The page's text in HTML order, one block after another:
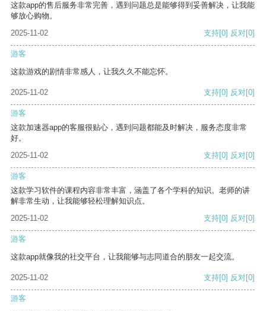
这款app的售后服务非常完善，遇到问题总是能够得到妥善解决，让我能
够放心购物。
2025-11-02
支持[0] 反对[0]
游客
这款游戏的剧情非常感人，让我久久不能忘怀。
2025-11-02 支持[0] 反对[0]
游客
这款加速器app的客服很贴心，遇到问题都能及时解决，服务态度非常
好。
2025-11-02
支持[0] 反对[0]
游客
这款学习软件的课程内容非常丰富，涵盖了各个学科的知识。老师的讲
解非常生动，让我能够轻松理解知识点。
2025-11-02
支持[0] 反对[0]
游客
这款app就像我的社交平台，让我能够与志同道合的朋友一起交流。
2025-11-02 支持[0] 反对[0]
游客